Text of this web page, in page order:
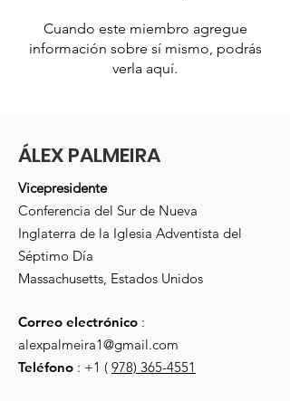
Cuando este miembro agregue
información sobre sí mismo, podrás
verla aquí.
ÁLEX PALMEIRA
Vicepresidente
Conferencia del Sur de Nueva
Inglaterra de la Iglesia Adventista del
Séptimo Día
Massachusetts, Estados Unidos
Correo electrónico :
alexpalmeira1@gmail.com
Teléfono : +1 ( 978) 365-4551